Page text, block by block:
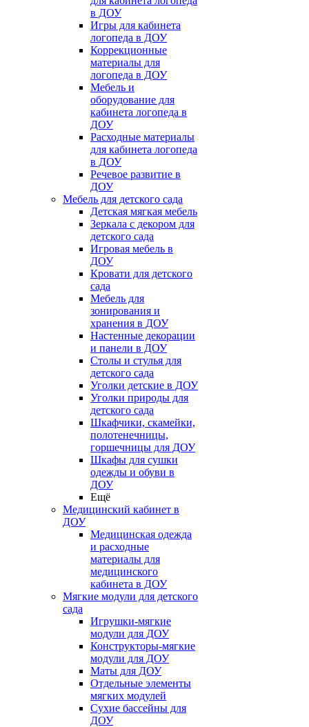
в ДОУ
Игры для кабинета
логопеда в ДОУ
Коррекционные
материалы для
логопеда в ДОУ
Мебель и
оборудование для
кабинета логопеда в
ДОУ
Расходные материалы
для кабинета логопеда
в ДОУ
Речевое развитие в
ДОУ
Мебель для детского сада
Детская мягкая мебель
Зеркала с декором для
детского сада
Игровая мебель в
ДОУ
Кровати для детского
сада
Мебель для
зонирования и
хранения в ДОУ
Настенные декорации
и панели в ДОУ
Столы и стулья для
детского сада
Уголки детские в ДОУ
Уголки природы для
детского сада
Шкафчики, скамейки,
полотенечницы,
горшечницы для ДОУ
Шкафы для сушки
одежды и обуви в
ДОУ
Ещё
Медицинский кабинет в
ДОУ
Медицинская одежда
и расходные
материалы для
медицинского
кабинета в ДОУ
Мягкие модули для детского
сада
Игрушки-мягкие
модули для ДОУ
Конструкторы-мягкие
модули для ДОУ
Маты для ДОУ
Отдельные элементы
мягких модулей
Сухие бассейны для
ДОУ